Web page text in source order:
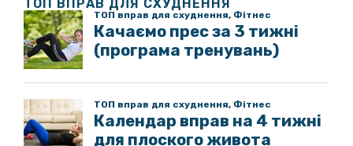
ТОП ВПРАВ ДЛЯ СХУДНЕННЯ